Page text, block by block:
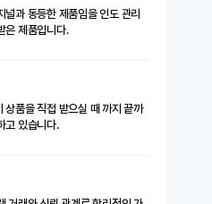
널과 동등한 제품임을 인도 관리
은 제품입니다.
상품을 직접 받으실 때 까지 끝까
고 있습니다.